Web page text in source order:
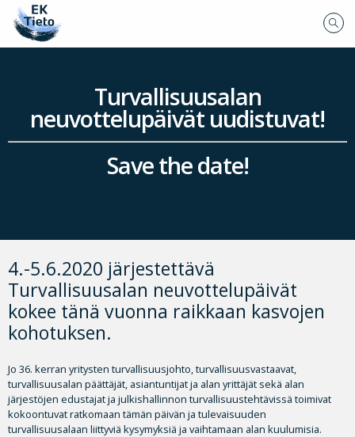
Turvallisuusalan
neuvottelupäivät uudistuvat!
Save the date!
4.-5.6.2020 järjestettävä
Turvallisuusalan neuvottelupäivät
kokee tänä vuonna raikkaan kasvojen
kohotuksen.
Jo 36. kerran yritysten turvallisuusjohto, turvallisuusvastaavat,
turvallisuusalan päättäjät, asiantuntijat ja alan yrittäjät sekä alan
järjestöjen edustajat ja julkishallinnon turvallisuustehtävissä toimivat
kokoontuvat ratkomaan tämän päivän ja tulevaisuuden
turvallisuusalaan liittyviä kysymyksiä ja vaihtamaan alan kuulumisia.